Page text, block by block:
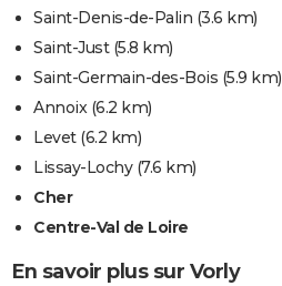
Saint-Denis-de-Palin (3.6 km)
Saint-Just(5.8 km)
Saint-Germain-des-Bois (5.9 km)
Annoix(6.2 km)
Levet(6.2 km)
Lissay-Lochy(7.6 km)
Cher
Centre-Val de Loire
En savoir plus sur Vorly